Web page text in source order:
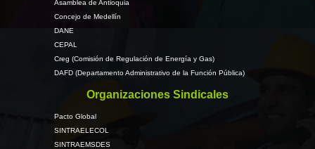
Asamblea de Antioquia
Concejo de Medellín
DANE
CEPAL
Creg (Comisión de Regulación de Energía y Gas)
DAFD (Departamento Administrativo de la Función Pública)
Organizaciones Sindicales
Pacto Global
SINTRAELECOL
SINTRAEMSDES